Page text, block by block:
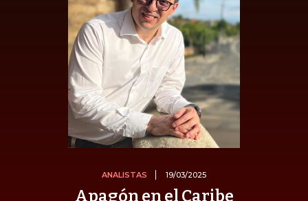
ANALISTAS 19/03/2025
Apagón en el Caribe